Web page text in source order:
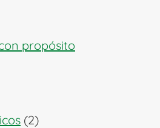
propósito
22